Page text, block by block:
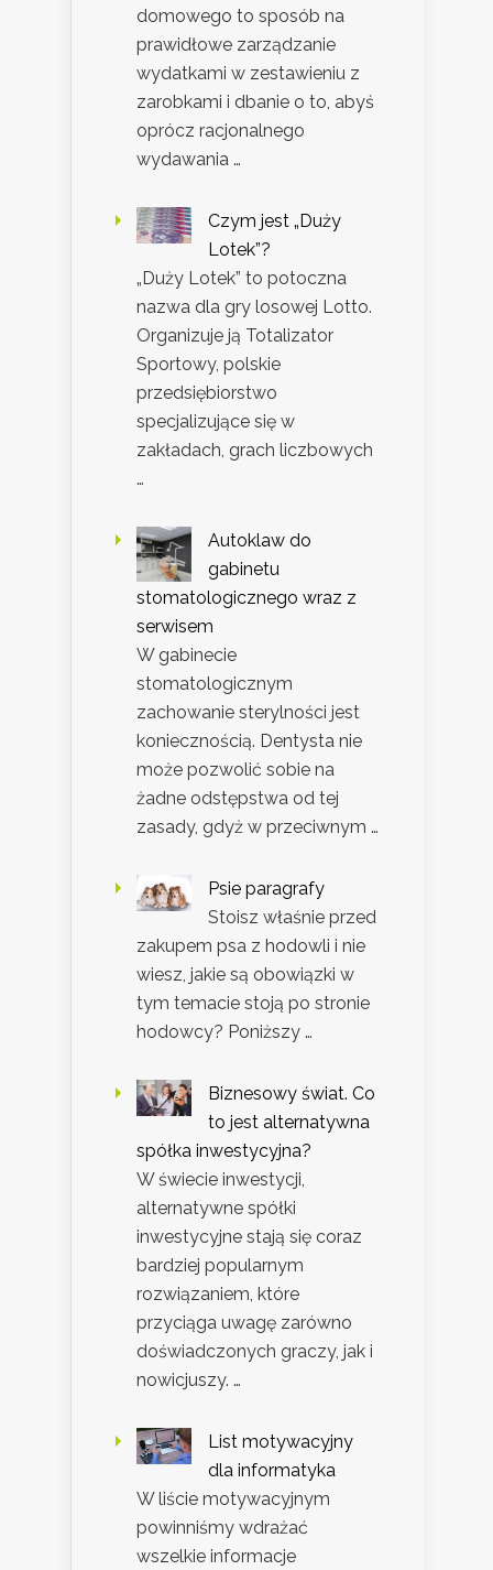
domowego to sposób na
prawidłowe zarządzanie
wydatkami w zestawieniu z
zarobkami i dbanie o to, abyś
oprócz racjonalnego
wydawania …
Czym jest „Duży
Lotek”?
„Duży Lotek” to potoczna
nazwa dla gry losowej Lotto.
Organizuje ją Totalizator
Sportowy, polskie
przedsiębiorstwo
specjalizujące się w
zakładach, grach liczbowych
…
Autoklaw do
gabinetu
stomatologicznego wraz z
serwisem
W gabinecie
stomatologicznym
zachowanie sterylności jest
koniecznością. Dentysta nie
może pozwolić sobie na
żadne odstępstwa od tej
zasady, gdyż w przeciwnym …
Psie paragrafy
Stoisz właśnie przed
zakupem psa z hodowli i nie
wiesz, jakie są obowiązki w
tym temacie stoją po stronie
hodowcy? Poniższy …
Biznesowy świat. Co
to jest alternatywna
spółka inwestycyjna?
W świecie inwestycji,
alternatywne spółki
inwestycyjne stają się coraz
bardziej popularnym
rozwiązaniem, które
przyciąga uwagę zarówno
doświadczonych graczy, jak i
nowicjuszy. …
List motywacyjny
dla informatyka
W liście motywacyjnym
powinniśmy wdrażać
wszelkie informacje